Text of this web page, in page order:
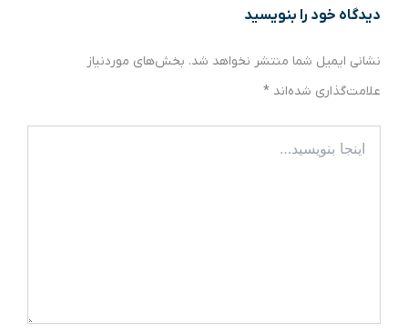
دیدگاه‌ خود را بنویسید
نشانی ایمیل شما منتشر نخواهد شد. بخش‌های موردنیاز
علامت‌گذاری شده‌اند *
بنویسید…